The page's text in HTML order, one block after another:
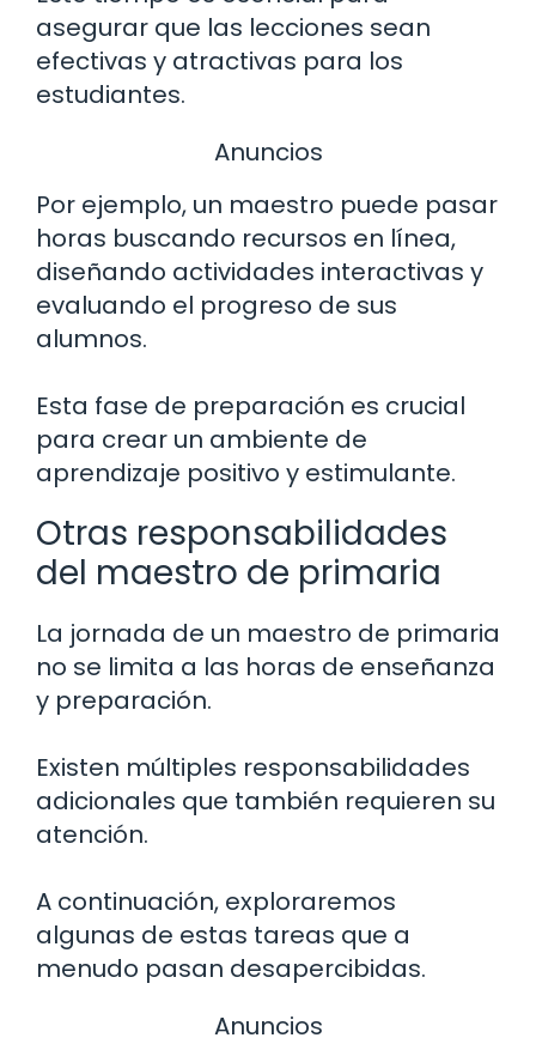
asegurar que las lecciones sean
efectivas y atractivas para los
estudiantes.
Anuncios
Por ejemplo, un maestro puede pasar
horas buscando recursos en línea,
diseñando actividades interactivas y
evaluando el progreso de sus
alumnos.
Esta fase de preparación es crucial
para crear un ambiente de
aprendizaje positivo y estimulante.
Otras responsabilidades
del maestro de primaria
La jornada de un maestro de primaria
no se limita a las horas de enseñanza
y preparación.
Existen múltiples responsabilidades
adicionales que también requieren su
atención.
A continuación, exploraremos
algunas de estas tareas que a
menudo pasan desapercibidas.
Anuncios